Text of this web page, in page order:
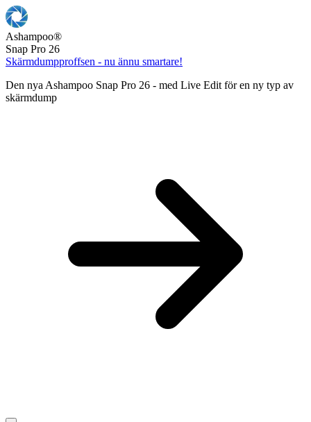
Ashampoo®
Snap Pro 26
Skärmdumpproffsen - nu ännu smartare!
Den nya Ashampoo Snap Pro 26 - med Live Edit för en ny typ av
skärmdump